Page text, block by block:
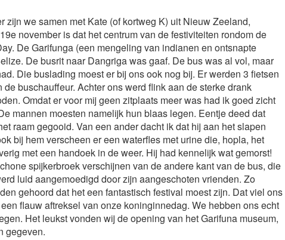
zijn we samen met Kate (of kortweg K) uit Nieuw Zeeland,
november is dat het centrum van de festiviteiten rondom de
De Garifunga (een mengeling van indianen en ontsnapte
De busrit naar Dangriga was gaaf. De bus was al vol, maar
Die buslading moest er bij ons ook nog bij. Er werden 3 fietsen
buschauffeur. Achter ons werd flink aan de sterke drank
Omdat er voor mij geen zitplaats meer was had ik goed zicht
mannen moesten namelijk hun blaas legen. Eentje deed dat
raam gegooid. Van een ander dacht ik dat hij aan het slapen
bij hem verscheen er een waterfles met urine die, hopla, het
met een handoek in de weer. Hij had kennelijk wat gemorst!
spijkerbroek verschijnen van de andere kant van de bus, die
luid aangemoedigd door zijn aangeschoten vrienden. Zo
gehoord dat het een fantastisch festival moest zijn. Dat viel ons
flauw aftreksel van onze koninginnedag. We hebben ons echt
Het leukst vonden wij de opening van het Garifuna museum,
gegeven.